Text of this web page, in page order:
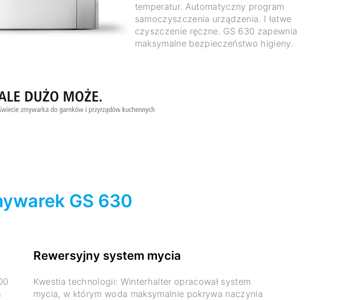
temperatur. Automatyczny program
samoczyszczenia urządzenia. I łatwe
czyszczenie ręczne. GS 630 zapewnia
maksymalne bezpieczeństwo higieny.
GS 630
Rewersyjny system mycia
Kwestia technologii: Winterhalter opracował system
mycia, w którym woda maksymalnie pokrywa naczynia